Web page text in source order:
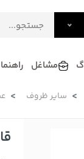
مشاغل راهنما
سایر ظروف